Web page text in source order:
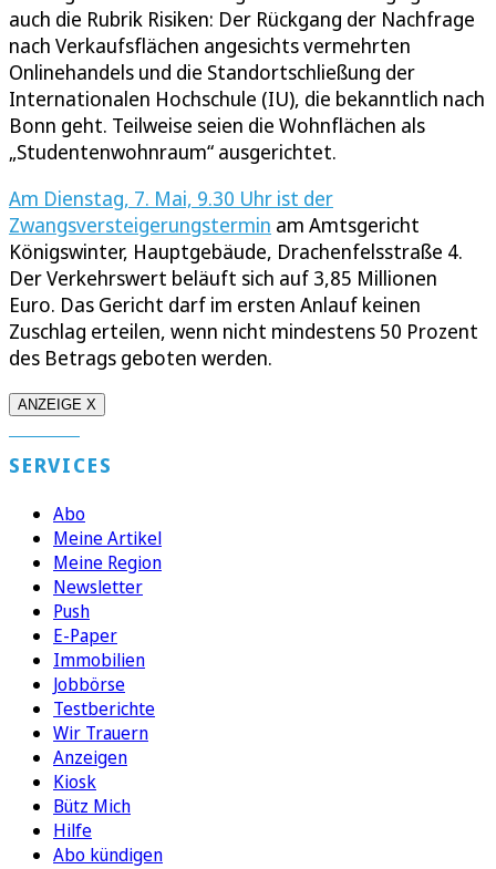
auch die Rubrik Risiken: Der Rückgang der Nachfrage
nach Verkaufsflächen angesichts vermehrten
Onlinehandels und die Standortschließung der
Internationalen Hochschule (IU), die bekanntlich nach
Bonn geht. Teilweise seien die Wohnflächen als
„Studentenwohnraum“ ausgerichtet.
Am Dienstag, 7. Mai, 9.30 Uhr ist der
Zwangsversteigerungstermin am Amtsgericht
Königswinter, Hauptgebäude, Drachenfelsstraße 4.
Der Verkehrswert beläuft sich auf 3,85 Millionen
Euro. Das Gericht darf im ersten Anlauf keinen
Zuschlag erteilen, wenn nicht mindestens 50 Prozent
des Betrags geboten werden.
ANZEIGE X
SERVICES
Abo
Meine Artikel
Meine Region
Newsletter
Push
E-Paper
Immobilien
Jobbörse
Testberichte
Wir Trauern
Anzeigen
Kiosk
Bütz Mich
Hilfe
Abo kündigen